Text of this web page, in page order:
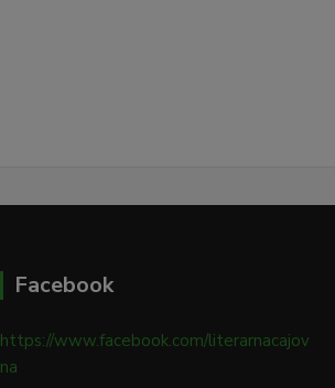
Facebook
https://www.facebook.com/literarnacajov
na